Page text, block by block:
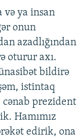
ya insan
onun
azadlığından
oturur axı.
bildirə
istintaq
cənab prezident
Hamımız
edirik, ona